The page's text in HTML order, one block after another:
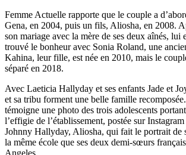
Femme Actuelle rapporte que le couple a
Gena, en 2004, puis un fils, Aliosha, en 2008.
son mariage avec la mère de ses deux aînés, lui
trouvé le bonheur avec Sonia Roland, une
Kahina, leur fille, est née en 2010, mais le
séparé en 2018.
Avec Laeticia Hallyday et ses enfants Jade et
et sa tribu forment une belle famille
témoigne une photo des trois adolescents
l’effigie de l’établissement, postée sur
Johnny Hallyday, Aliosha, qui fait le portrait de
la même école que ses deux demi-sœurs
Angeles.